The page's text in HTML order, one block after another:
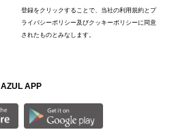
登録をクリックすることで、当社の利用規約とプ
ライバシーポリシー及びクッキーポリシーに同意
されたものとみなします。
AZUL APP